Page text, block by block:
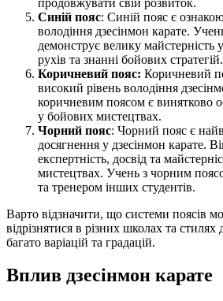
Синій пояс: Синій пояс є
володіння дзесінмон карате.
демонструє велику майстерність
рухів та знанні бойових стратегій.
Коричневий пояс: Коричневий
високий рівень володіння
коричневим поясом є винятково
у бойових мистецтвах.
Чорний пояс: Чорний пояс є
досягнення у дзесінмон карате.
експертність, досвід та
мистецтвах. Учень з чорним
та тренером інших студентів.
Варто відзначити, що системи поясів
відрізнятися в різних школах та стилях
багато варіацій та градацій.
Вплив дзесінмон карате